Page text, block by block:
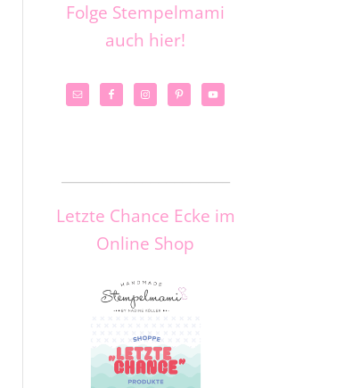
Folge Stempelmami
auch hier!
Letzte Chance Ecke im
Online Shop